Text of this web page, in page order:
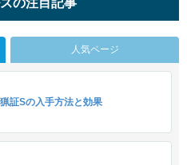
人気ページ
証Sの入手方法と効果